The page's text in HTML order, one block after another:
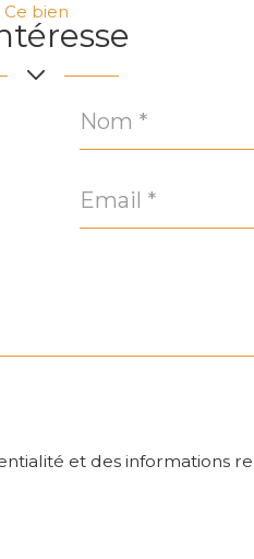
Ce bien
Nom
Email
et des informations